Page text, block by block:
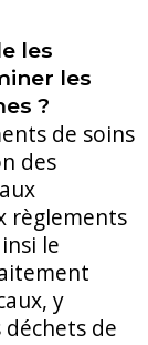
les
les
?
de soins
des
règlements
le
y
de